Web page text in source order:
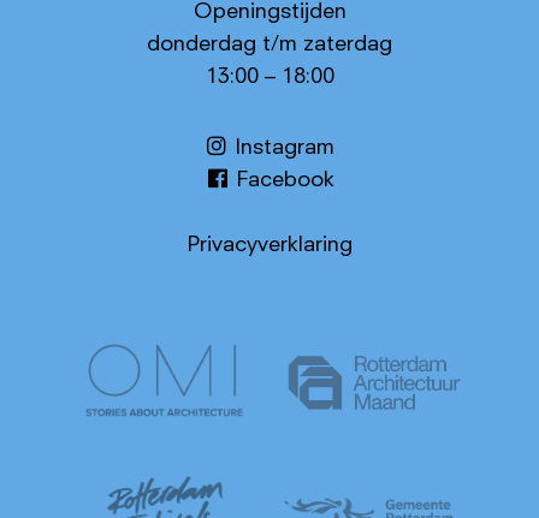
Openingstijden
donderdag t/m zaterdag
13:00 – 18:00
Instagram
Facebook
Privacyverklaring